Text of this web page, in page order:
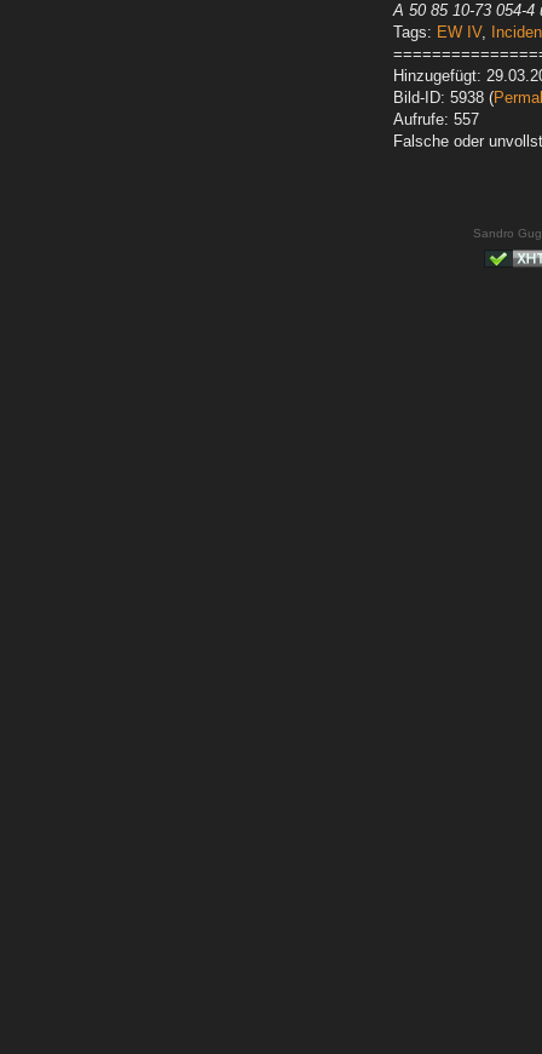
A 50 85 10-73 054-4
Tags: EW IV,
Hinzugefügt:
Bild-ID: 5938 (
Aufrufe: 557
Falsche oder
Sandro